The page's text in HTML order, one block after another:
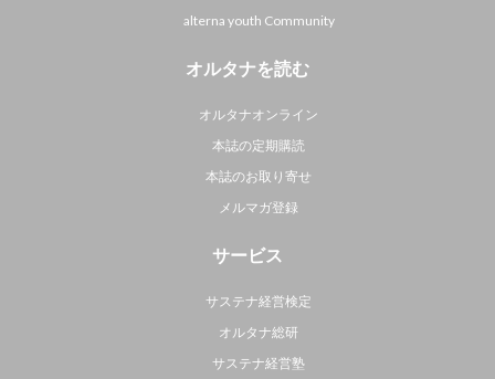
alterna youth Community
オルタナを読む
オルタナオンライン
本誌の定期購読
本誌のお取り寄せ
メルマガ登録
サービス
サステナ経営検定
オルタナ総研
サステナ経営塾